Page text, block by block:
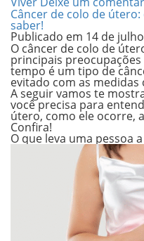
Câncer de colo de
saber!
Publicado em 14 de
O câncer de colo de
principais
tempo é um tipo de
evitado com as medidas
A seguir vamos te
você precisa para
útero, como ele ocorre,
Confira!
O que leva uma pessoa